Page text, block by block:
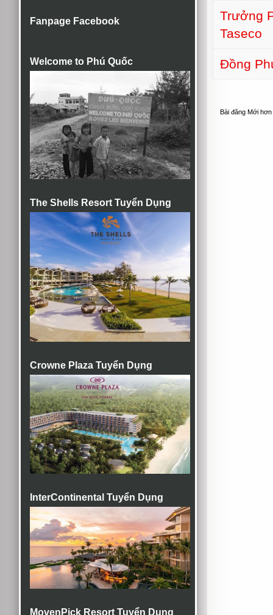
Fanpage Facebook
Welcome to Phú Quốc
The Shells Resort Tuyển Dụng
Crowne Plaza Tuyển Dụng
InterContinental Tuyển Dụng
MovenPick Resort Tuyển Dụng
Trưởng
Taseco
Đồng
Bài đăng Mới hơn